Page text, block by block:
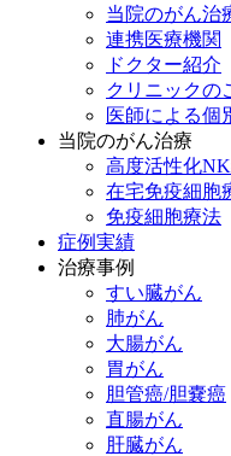
当院のがん治
連携医療機関
ドクター紹介
クリニックの
医師による個
当院のがん治療
高度活性化
在宅免疫細胞
免疫細胞療法
症例実績
治療事例
すい臓がん
肺がん
大腸がん
胃がん
胆管癌/胆嚢癌
直腸がん
肝臓がん